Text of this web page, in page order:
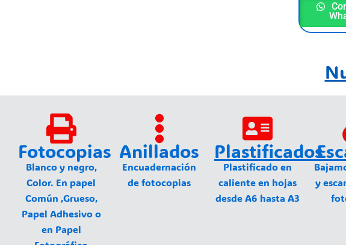
Fotocopias
Blanco y negro,
Color. En papel
Común ,Grueso,
Papel Adhesivo o
en Papel
Anillados
Encuadernación
de fotocopias
Plastificados
Plastificado en
caliente en hojas
desde A6 hasta A3
y